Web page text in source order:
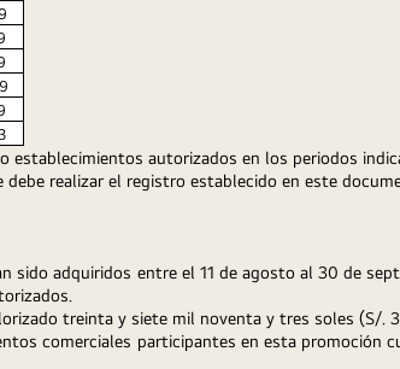
establecimientos autorizados en los periodos
realizar el registro establecido en este
sido adquiridos entre el 11 de agosto al 30 de
treinta y siete mil noventa y tres soles (S/.
comerciales participantes en esta promoción